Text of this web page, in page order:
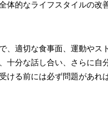
体的なライフスタイルの改
、適切な食事面、運動やス
十分な話し合い、さらに自
ける前には必ず問題があれ